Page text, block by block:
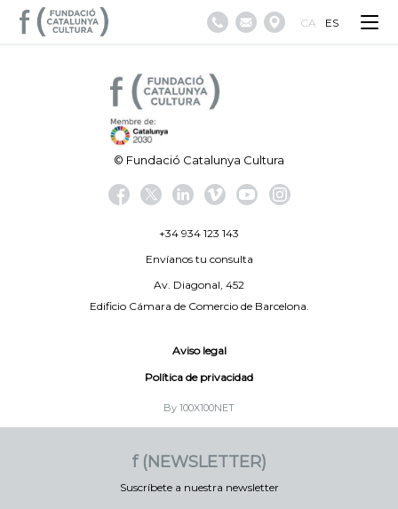
CA ES
© Fundació Catalunya Cultura
+34 934 123 143
Envíanos tu consulta
Av. Diagonal, 452
Edificio Cámara de Comercio de Barcelona.
Aviso legal
Política de privacidad
By 100X100NET
f (NEWSLETTER)
Suscríbete a nuestra newsletter